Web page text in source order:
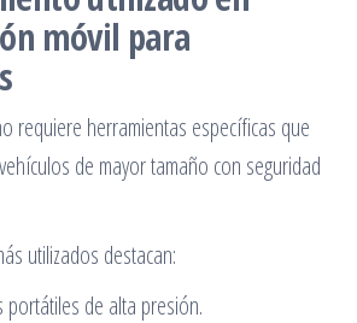
móvil para
requiere herramientas específicas que
de mayor tamaño con seguridad
utilizados destacan:
portátiles de alta presión.